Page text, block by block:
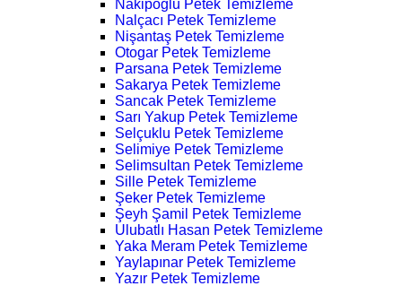
Nakipoğlu Petek Temizleme
Nalçacı Petek Temizleme
Nişantaş Petek Temizleme
Otogar Petek Temizleme
Parsana Petek Temizleme
Sakarya Petek Temizleme
Sancak Petek Temizleme
Sarı Yakup Petek Temizleme
Selçuklu Petek Temizleme
Selimiye Petek Temizleme
Selimsultan Petek Temizleme
Sille Petek Temizleme
Şeker Petek Temizleme
Şeyh Şamil Petek Temizleme
Ulubatlı Hasan Petek Temizleme
Yaka Meram Petek Temizleme
Yaylapınar Petek Temizleme
Yazır Petek Temizleme